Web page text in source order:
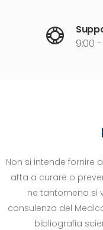
9:00
Non si intende fornire
atta a curare o
ne tantomeno si
consulenza del
bibliografia